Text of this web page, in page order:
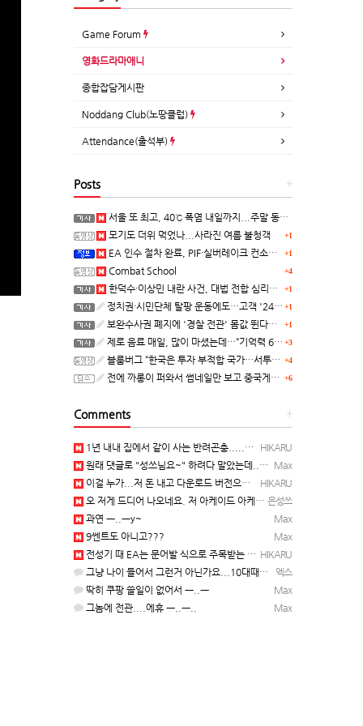
Game Forum
영화드라마애니
종합잡담게시판
Noddang Club(노땅클럽)
Attendance(출석부)
+
Posts
서울 또 최고, 40℃ 폭염 내일까지...주말 동쪽 비바람
+1
모기도 더위 먹었나...사라진 여름 불청객
+1
EA 인수 절차 완료, PIF·실버레이크 컨소시엄 산하 편입
+4
Combat School
+1
한덕수·이상민 내란 사건, 대법 전합 심리…"역사적 사법평가"(종합)
+1
정치권·시민단체 탈팡 운동에도…고객 '2470만명' 원상 회복, "고물가에 돌팡"
+1
보완수사권 폐지에 '경찰 전관' 몸값 뛴다…대형 로펌 영입전쟁
+3
제로 음료 매일, 많이 마셨는데…“기억력 62% 더 빨리 떨어진다
+4
블룸버그 “한국은 투자 부적합 국가…서투른 정책이 투자자에게 트라우마”
+6
전에 까롱이 퍼와서 썸네일만 보고 중국게임?으로 오해했던
+
Comments
HIKARU
1년 내내 집에서 같이 사는 반려곤충.....이죠...
Max
원래 댓글로 "성쓰님요~" 하려다 말았는데... 본인 등판 ㅡ..ㅡy~
HIKARU
이걸 누가...저 돈 내고 다운로드 버전으로 하냐... 성쓰님이 계셨다!!!...
은성쓰
오 저게 드디어 나오네요. 저 아케이드 아케이브즈 게임 많이 샀는데요 ㅎㅎㅎ
Max
과연 ㅡ..ㅡy~
Max
9쎈트도 아니고???
HIKARU
전성기 때 EA는 문어발 식으로 주목받는 개발 스튜디오 흡수하고, 빙신....만들어서 내다 버리는 걸로 유명…
엑스
그냥 나이 들어서 그런거 아닌가요...10대때부터 20대떄까지 관찰한거면 몰라도...
Max
딱히 쿠팡 쓸일이 없어서 ㅡ..ㅡ
Max
그놈에 전관....에휴 ㅡ..ㅡ..